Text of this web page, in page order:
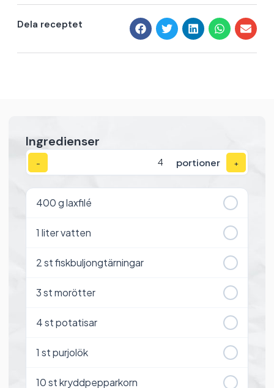
Dela receptet
Ingredienser
− portioner +
400g laxfilé
1 liter vatten
2st fiskbuljongtärningar
3st morötter
4st potatisar
1 st purjolök
10st kryddpepparkorn